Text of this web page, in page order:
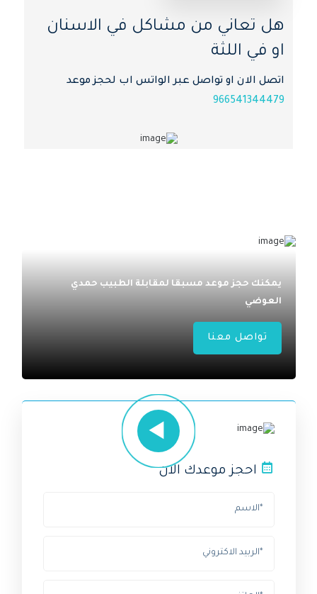
هل تعاني من مشاكل في الاسنان
او في اللثة
اتصل الان او تواصل عبر الواتس اب لحجز موعد
966541344479
يمكنك حجز موعد مسبقا لمقابلة الطبيب حمدي
العوضي
تواصل معنا
احجز موعدك الان